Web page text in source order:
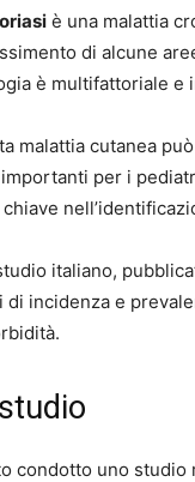
è una malattia
di alcune
è multifattoriale e
malattia cutanea
per i
italiano,
di incidenza e
condotto uno